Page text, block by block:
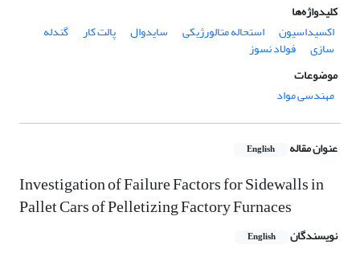
کلیدواژه‌ها
اکسیداسیون
استحاله متالورژیکی سایدوال پالت کار گندله
سازی
فولاد نسوز
موضوعات
مهندسی مواد
عنوان مقاله English
Investigation of Failure Factors for Sidewalls in
Pallet Cars of Pelletizing Factory Furnaces
نویسندگان English